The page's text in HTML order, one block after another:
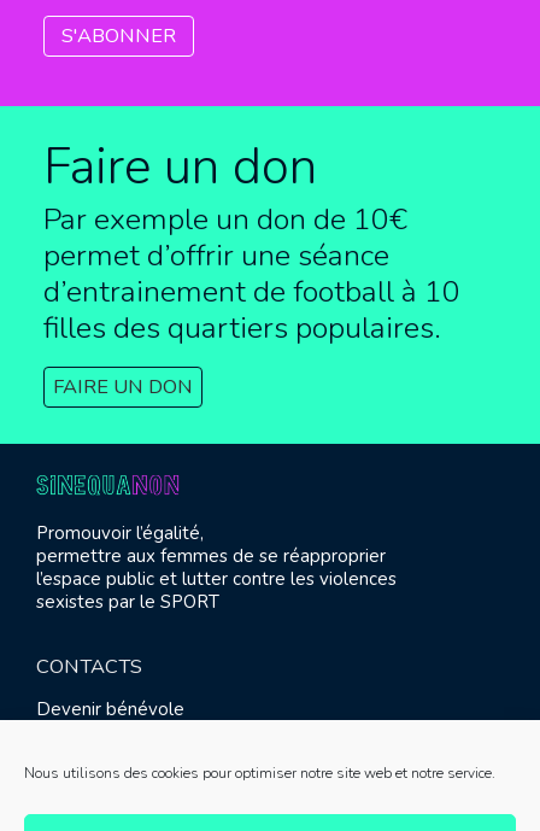
Nous utilisons des cookies pour optimiser notre site web et notre service.
Faire un don
Par exemple un don de 10€
permet d’offrir une séance
d’entrainement de football à 10
filles des quartiers populaires.
FAIRE UN DON
Promouvoir l’égalité,
permettre aux femmes de se réapproprier
l’espace public et lutter contre les violences
sexistes par le SPORT
CONTACTS
Devenir bénévole
Contact